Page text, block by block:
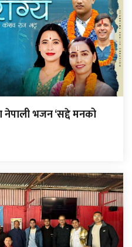
नेपाली भजन ‘सद्दे मनको